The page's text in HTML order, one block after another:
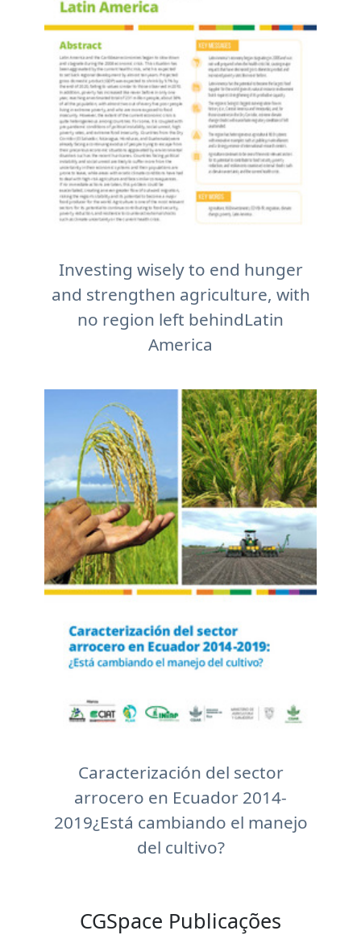
Investing wisely to end hunger
and strengthen agriculture, with
no region left behindLatin
America
Caracterización del sector
arrocero en Ecuador 2014-
2019¿Está cambiando el manejo
del cultivo?
CGSpace Publicações